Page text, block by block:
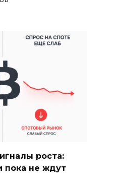
роста:
пока не ждут